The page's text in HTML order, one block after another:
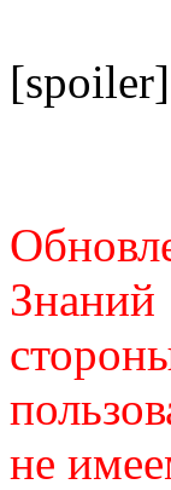
[spoiler]
Об
Знаний
не